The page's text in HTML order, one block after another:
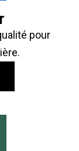
pour